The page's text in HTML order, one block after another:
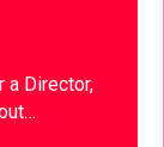
a Director,